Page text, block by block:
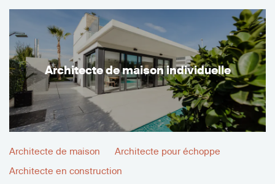
Architecte de maison individuelle
Architecte de maison
Architecte pour échoppe
Architecte en construction